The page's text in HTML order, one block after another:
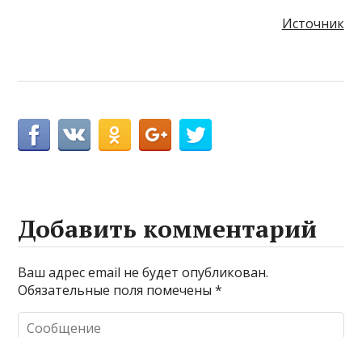
Источник
Добавить комментарий
Ваш адрес email не будет опубликован.
Обязательные поля помечены*